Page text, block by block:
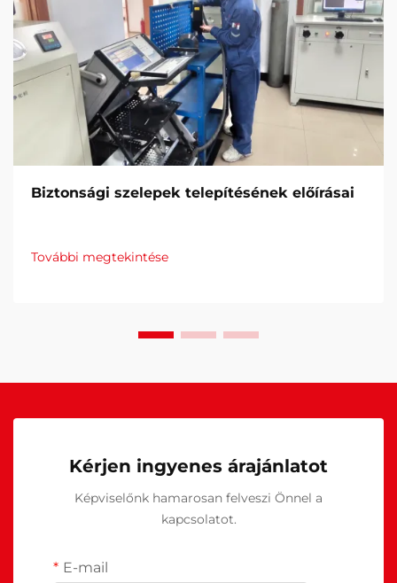
Biztonsági szelepek telepítésének előírásai
További megtekintése
Kérjen ingyenes árajánlatot
Képviselőnk hamarosan felveszi Önnel a
kapcsolatot.
E-mail